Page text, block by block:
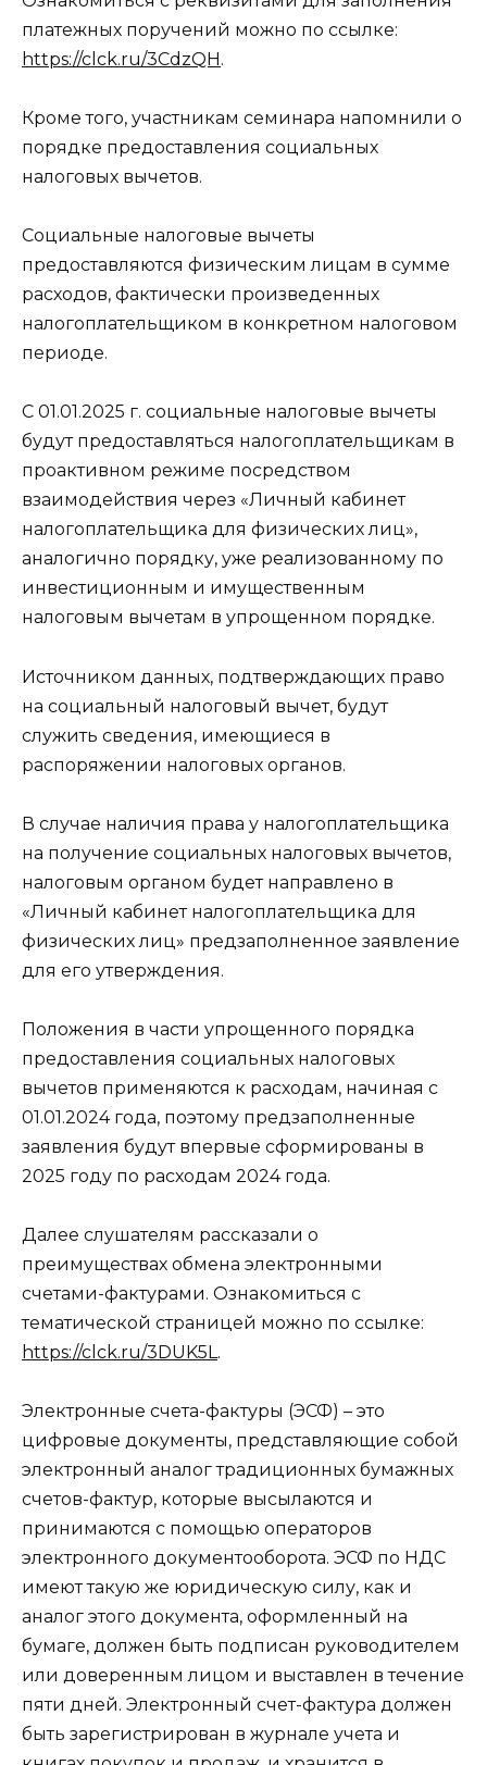
платежных поручений можно по ссылке:
https://clck.ru/3CdzQH.
Кроме того, участникам семинара напомнили о
порядке предоставления социальных
налоговых вычетов.
Социальные налоговые вычеты
предоставляются физическим лицам в сумме
расходов, фактически произведенных
налогоплательщиком в конкретном налоговом
периоде.
С 01.01.2025 г. социальные налоговые вычеты
будут предоставляться налогоплательщикам в
проактивном режиме посредством
взаимодействия через «Личный кабинет
налогоплательщика для физических лиц»,
аналогично порядку, уже реализованному по
инвестиционным и имущественным
налоговым вычетам в упрощенном порядке.
Источником данных, подтверждающих право
на социальный налоговый вычет, будут
служить сведения, имеющиеся в
распоряжении налоговых органов.
В случае наличия права у налогоплательщика
на получение социальных налоговых вычетов,
налоговым органом будет направлено в
«Личный кабинет налогоплательщика для
физических лиц» предзаполненное заявление
для его утверждения.
Положения в части упрощенного порядка
предоставления социальных налоговых
вычетов применяются к расходам, начиная с
01.01.2024 года, поэтому предзаполненные
заявления будут впервые сформированы в
2025 году по расходам 2024 года.
Далее слушателям рассказали о
преимуществах обмена электронными
счетами-фактурами. Ознакомиться с
тематической страницей можно по ссылке:
https://clck.ru/3DUK5L.
Электронные счета-фактуры (ЭСФ) – это
цифровые документы, представляющие собой
электронный аналог традиционных бумажных
счетов-фактур, которые высылаются и
принимаются с помощью операторов
электронного документооборота. ЭСФ по НДС
имеют такую же юридическую силу, как и
аналог этого документа, оформленный на
бумаге, должен быть подписан руководителем
или доверенным лицом и выставлен в течение
пяти дней. Электронный счет-фактура должен
быть зарегистрирован в журнале учета и